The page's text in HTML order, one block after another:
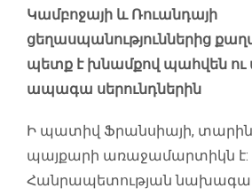
Կամբոջայի և Ռուանդայի
ցեղասպանություններից
պետք է խնամքով պահվեն
ապագա սերունդներին
Ի պատիվ Ֆրանսիայի,
պայքարի առաջամարտիկն է:
Հանրապետության